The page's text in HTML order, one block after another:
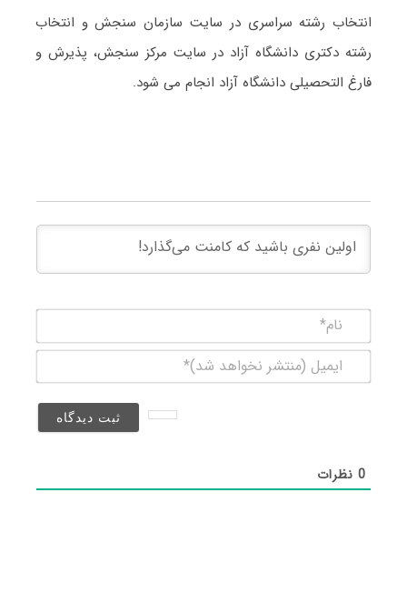
انتخاب رشته سراسری در سایت سازمان سنجش و انتخاب
رشته دکتری دانشگاه آزاد در سایت مرکز سنجش، پذیرش و
فارغ التحصیلی دانشگاه آزاد انجام می شود.
(منتشر
0نظرات